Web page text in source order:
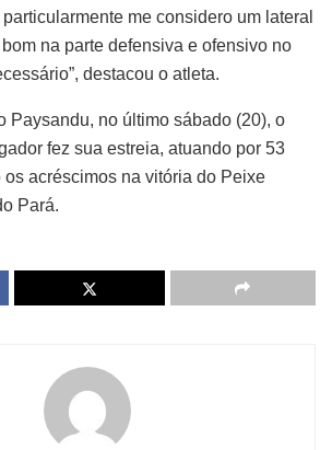
me considero um lateral
na parte defensiva e ofensivo no
destacou o atleta.
Paysandu, no último sábado (20), o
fez sua estreia, atuando por 53
os acréscimos na vitória do Peixe
Pará.